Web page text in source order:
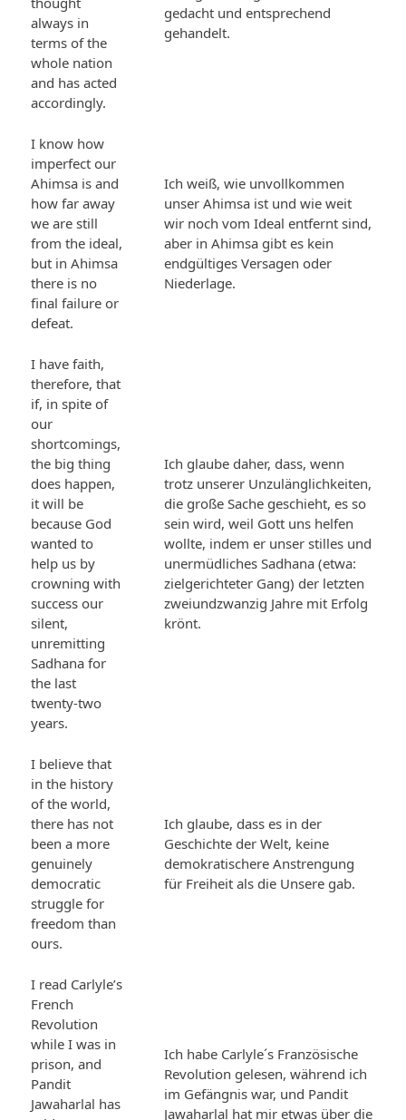
always in
terms of the
whole nation
and has acted
accordingly.
gedacht und entsprechend
gehandelt.
I know how
imperfect our
Ahimsa is and
how far away
we are still
from the ideal,
but in Ahimsa
there is no
final failure or
defeat.
Ich weiß, wie unvollkommen
unser Ahimsa ist und wie weit
wir noch vom Ideal entfernt sind,
aber in Ahimsa gibt es kein
endgültiges Versagen oder
Niederlage.
I have faith,
therefore, that
if, in spite of
our
shortcomings,
the big thing
does happen,
it will be
because God
wanted to
help us by
crowning with
success our
silent,
unremitting
Sadhana for
the last
twenty-two
years.
Ich glaube daher, dass, wenn
trotz unserer Unzulänglichkeiten,
die große Sache geschieht, es so
sein wird, weil Gott uns helfen
wollte, indem er unser stilles und
unermüdliches Sadhana (etwa:
zielgerichteter Gang) der letzten
zweiundzwanzig Jahre mit Erfolg
krönt.
I believe that
in the history
of the world,
there has not
been a more
genuinely
democratic
struggle for
freedom than
ours.
Ich glaube, dass es in der
Geschichte der Welt, keine
demokratischere Anstrengung
für Freiheit als die Unsere gab.
I read Carlyle’s
French
Revolution
while I was in
prison, and
Pandit
Jawaharlal has
Ich habe Carlyle´s Französische
Revolution gelesen, während ich
im Gefängnis war, und Pandit
Jawaharlal hat mir etwas über die